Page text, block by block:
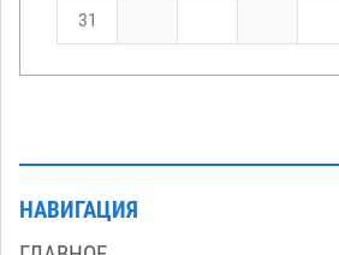
31
НАВИГАЦИЯ